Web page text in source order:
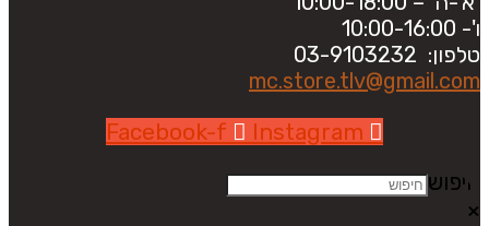
murano
glass
ו'- 10:00-16:00
טלפון: 03-9103232
mc.store.tlv@gmail.com
Facebook-f
Instagram
חיפוש
×